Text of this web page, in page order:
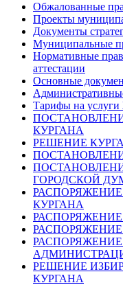
Обжалованные
Проекты
Документы
Муниципальные
Нормативные
аттестации
Основные
Тарифы на
КУРГАНА
РЕШЕНИЕ
ГОРОДСКОЙ
КУРГАНА
РЕШЕНИЕ
КУРГАНА